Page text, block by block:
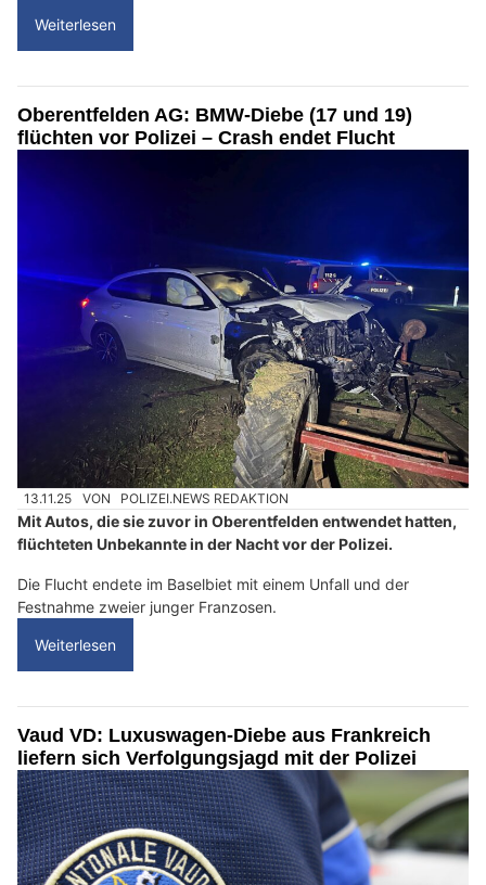
Weiterlesen
Oberentfelden AG: BMW-Diebe (17 und 19)
flüchten vor Polizei – Crash endet Flucht
13.11.25 VON POLIZEI.NEWS REDAKTION
Mit Autos, die sie zuvor in Oberentfelden entwendet hatten,
flüchteten Unbekannte in der Nacht vor der Polizei.
Die Flucht endete im Baselbiet mit einem Unfall und der
Festnahme zweier junger Franzosen.
Weiterlesen
Vaud VD: Luxuswagen-Diebe aus Frankreich
liefern sich Verfolgungsjagd mit der Polizei